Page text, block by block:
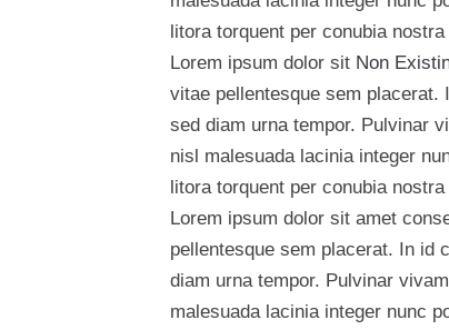
litora torquent per conubia
Lorem ipsum dolor sit Non
vitae pellentesque sem
sed diam urna tempor. Pulvinar
nisl malesuada lacinia integer
litora torquent per conubia
Lorem ipsum dolor sit amet
pellentesque sem placerat. In id
diam urna tempor. Pulvinar
malesuada lacinia integer nunc